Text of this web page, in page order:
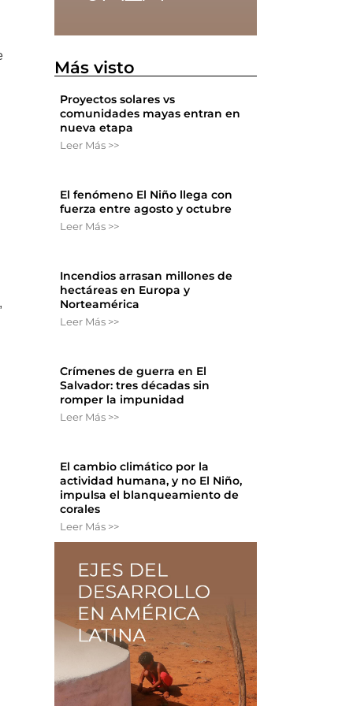
Más visto
Proyectos solares vs
comunidades mayas entran en
nueva etapa
Leer Más >>
El fenómeno El Niño llega con
fuerza entre agosto y octubre
Leer Más >>
Incendios arrasan millones de
hectáreas en Europa y
Norteamérica
Leer Más >>
Crímenes de guerra en El
Salvador: tres décadas sin
romper la impunidad
Leer Más >>
El cambio climático por la
actividad humana, y no El Niño,
impulsa el blanqueamiento de
corales
Leer Más >>